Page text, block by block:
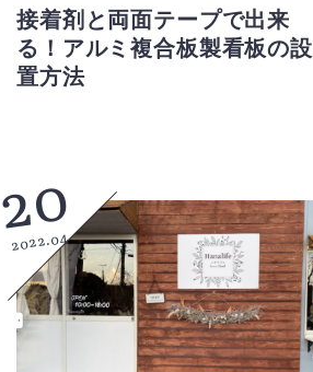
接着剤と両面テープで出来
る！アルミ複合板製看板の設
置方法
20
2022.04